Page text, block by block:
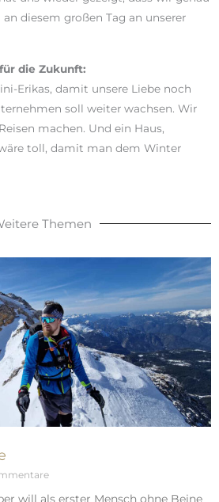
diesem großen Tag an unserer
die Zukunft:
Erikas, damit unsere Liebe noch
soll weiter wachsen. Wir
machen. Und ein Haus,
toll, damit man dem Winter
Themen
will als erster Mensch ohne Beine